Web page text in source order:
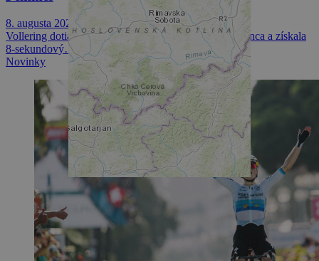
8. augusta 2026 19:04
Vollering dotiahla 6-kilometrové sólo do víťazného konca a získala
8-sekundový…
Novinky